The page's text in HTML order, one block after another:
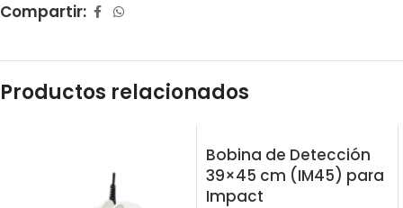
Compartir:
Productos relacionados
Bobina de Detección
39×45 cm (IM45) para
Impact